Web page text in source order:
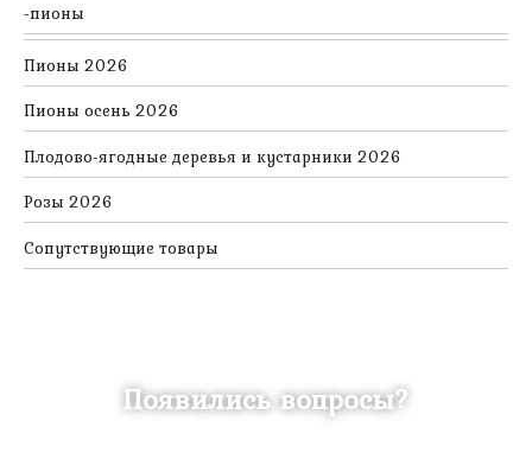
пионы
Пионы 2026
Пионы осень 2026
Плодово-ягодные деревья и кустарники 2026
Розы 2026
Сопутствующие товары
Появились вопросы?